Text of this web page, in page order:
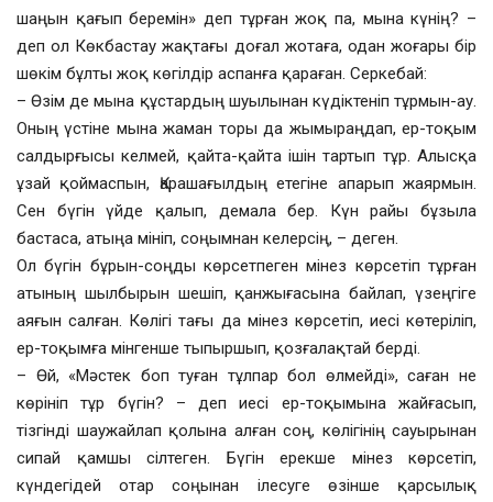
шаңын қағып беремін» деп тұрған жоқ па, мына күнің? –
деп ол Көкбастау жақтағы доғал жотаға, одан жоғары бір
шөкім бұлты жоқ көгілдір аспанға қараған. Серкебай:
– Өзім де мына құстардың шуылынан күдіктеніп тұрмын-ау.
Оның үстіне мына жаман торы да жымыраңдап, ер-тоқым
салдырғысы келмей, қайта-қайта ішін тартып тұр. Алысқа
ұзай қоймаспын, Қарашағылдың етегіне апарып жаярмын.
Сен бүгін үйде қалып, демала бер. Күн райы бұзыла
бастаса, атыңа мініп, соңымнан келерсің, – деген.
Ол бүгін бұрын-соңды көрсетпеген мінез көрсетіп тұрған
атының шылбырын шешіп, қанжығасына байлап, үзеңгіге
аяғын салған. Көлігі тағы да мінез көрсетіп, иесі көтеріліп,
ер-тоқымға мінгенше тыпыршып, қозғалақтай берді.
– Өй, «Мәстек боп туған тұлпар бол өлмейді», саған не
көрініп тұр бүгін? – деп иесі ер-тоқымына жайғасып,
тізгінді шаужайлап қолына алған соң, көлігінің сауырынан
сипай қамшы сілтеген. Бүгін ерекше мінез көрсетіп,
күндегідей отар соңынан ілесуге өзінше қарсылық